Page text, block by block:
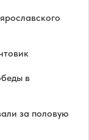
в
за половую